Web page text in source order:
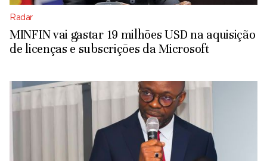
Radar
MINFIN vai gastar 19 milhões USD na aquisição
de licenças e subscrições da Microsoft